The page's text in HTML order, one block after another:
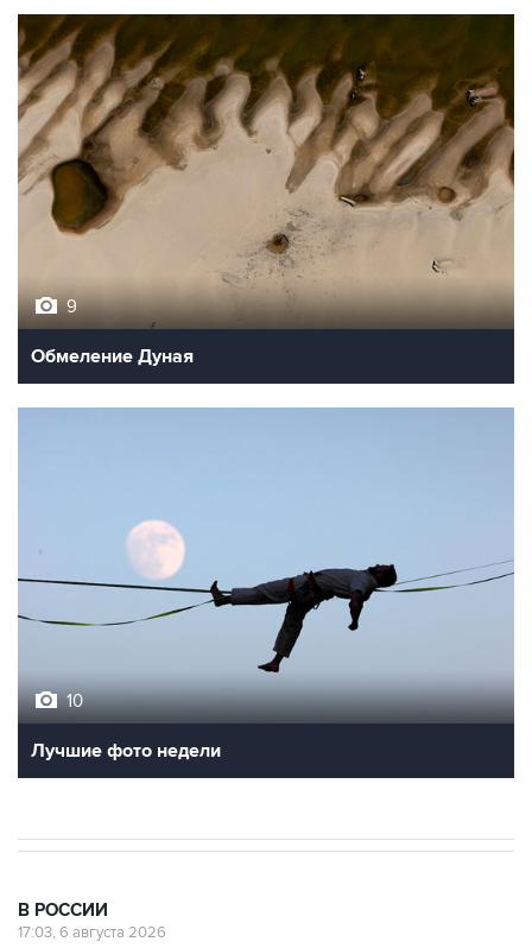
9
Обмеление Дуная
10
Лучшие фото недели
В РОССИИ
17:03, 6 августа 2026